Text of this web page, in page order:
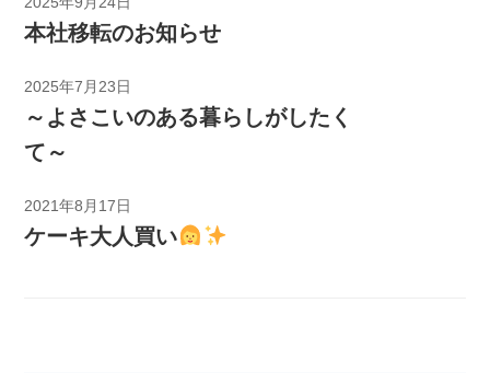
本社移転のお知らせ
2025年7月23日
～よさこいのある暮らしがしたく
て～
2021年8月17日
ケーキ大人買い